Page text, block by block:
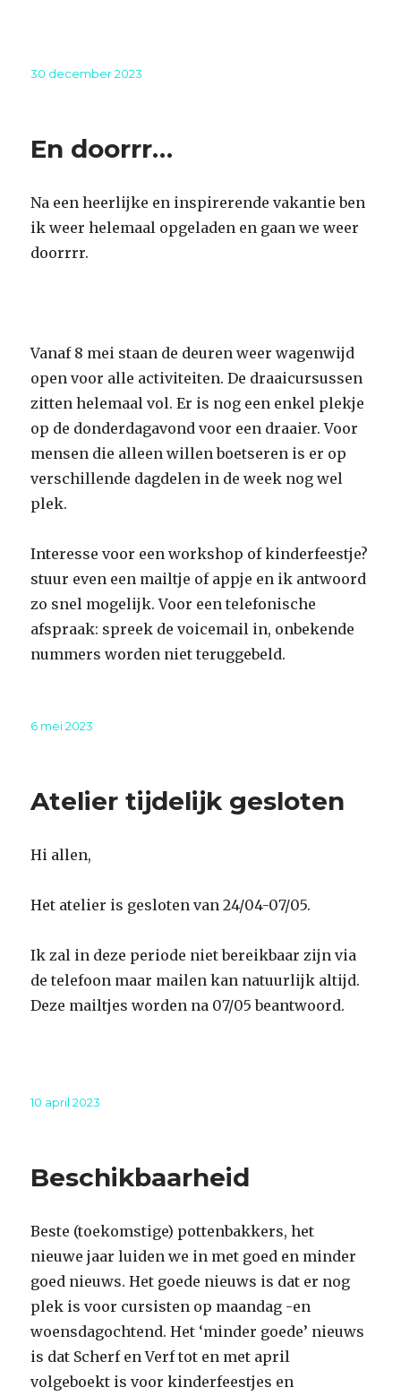
Geplaatst
30 december 2023
En doorrr…
Na een heerlijke en inspirerende vakantie ben
ik weer helemaal opgeladen en gaan we weer
doorrrr.
Vanaf 8 mei staan de deuren weer wagenwijd
open voor alle activiteiten. De draaicursussen
zitten helemaal vol. Er is nog een enkel plekje
op de donderdagavond voor een draaier. Voor
mensen die alleen willen boetseren is er op
verschillende dagdelen in de week nog wel
plek.
Interesse voor een workshop of kinderfeestje?
stuur even een mailtje of appje en ik antwoord
zo snel mogelijk. Voor een telefonische
afspraak: spreek de voicemail in, onbekende
nummers worden niet teruggebeld.
Geplaatst
6 mei 2023
Atelier tijdelijk gesloten
Hi allen,
Het atelier is gesloten van 24/04-07/05.
Ik zal in deze periode niet bereikbaar zijn via
de telefoon maar mailen kan natuurlijk altijd.
Deze mailtjes worden na 07/05 beantwoord.
Geplaatst
10 april 2023
Beschikbaarheid
Beste (toekomstige) pottenbakkers, het
nieuwe jaar luiden we in met goed en minder
goed nieuws. Het goede nieuws is dat er nog
plek is voor cursisten op maandag -en
woensdagochtend. Het ‘minder goede’ nieuws
is dat Scherf en Verf tot en met april
volgeboekt is voor kinderfeestjes en